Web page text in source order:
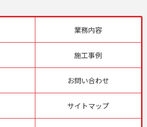
業務内容
施工事例
お問い合わせ
サイトマップ